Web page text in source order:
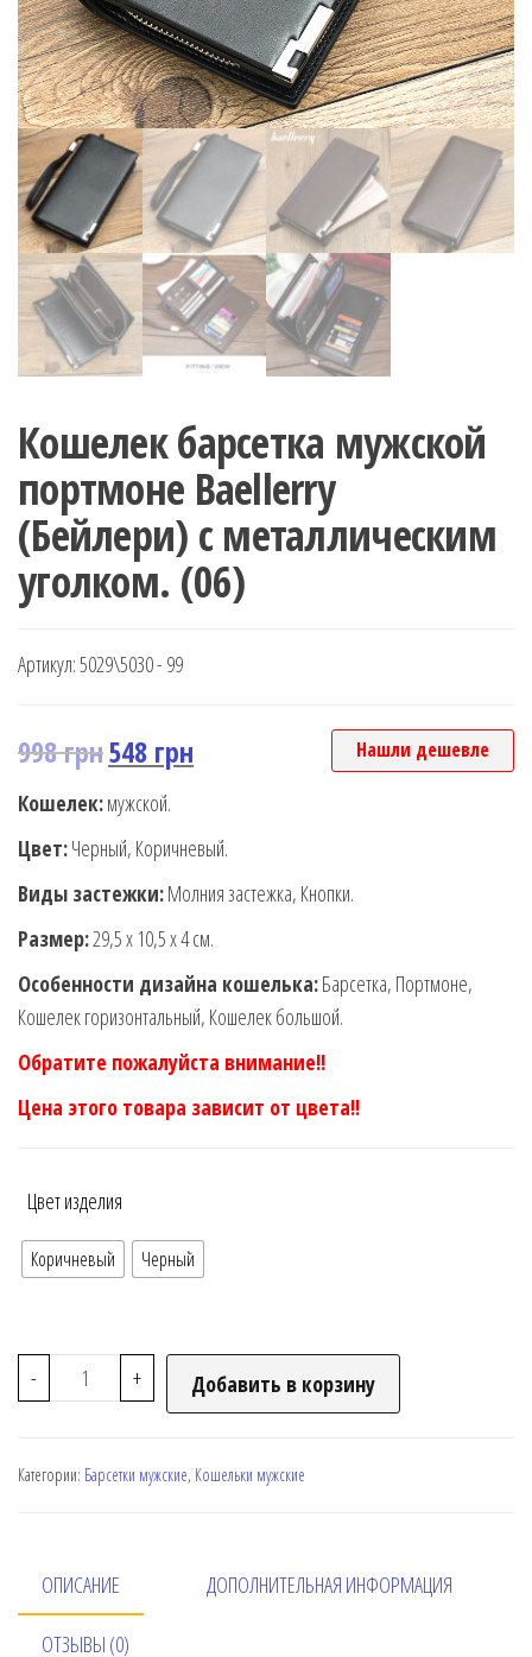
Кошелек барсетка мужской
портмоне Baellerry
(Бейлери) с металлическим
уголком. (06)
Артикул:5029\5030 - 99
998грн548 грн Нашли дешевле
Кошелек:мужской.
Цвет:Черный, Коричневый.
Виды застежки:Молния застежка, Кнопки.
Размер:29,5 х 10,5 х 4 см.
Особенности дизайна кошелька:Барсетка, Портмоне,
Кошелек горизонтальный, Кошелек большой.
Обратите пожалуйста внимание!!
Цена этого товара зависит от цвета!!
Цвет изделия
Коричневый Черный
- + Добавить в корзину
Категории: Барсетки мужские, Кошельки мужские
ОПИСАНИЕ ДОПОЛНИТЕЛЬНАЯ ИНФОРМАЦИЯ
ОТЗЫВЫ (0)